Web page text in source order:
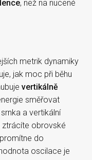
, než na nucené
metrik dynamiky
jak moc při běhu
vertikálně
směřovat
a vertikální
ztrácíte obrovské
do
oscilace je